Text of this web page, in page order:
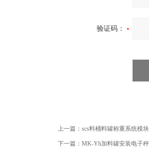
验证码：
上一篇： scs料桶料罐称重系统模
下一篇： MK-Yh加料罐安装电子